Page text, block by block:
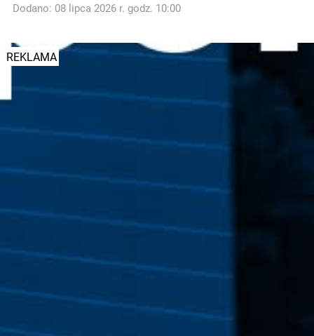
Dodano: 08 lipca 2026 r. godz. 10:00
REKLAMA